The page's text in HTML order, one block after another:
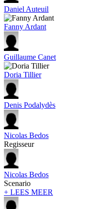
Daniel Auteuil
Fanny Ardant
Guillaume Canet
Doria Tillier
Denis Podalydès
Nicolas Bedos
Regisseur
Nicolas Bedos
Scenario
+ LEES MEER